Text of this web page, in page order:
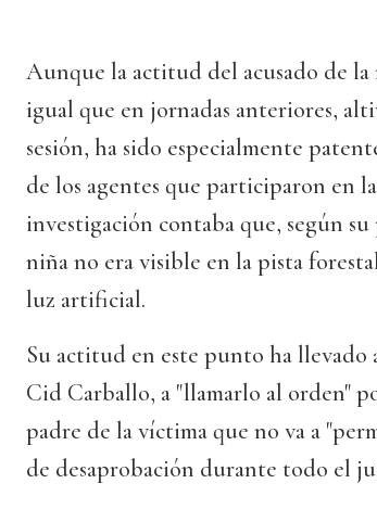
Aunque la actitud del acusado de
igual que en jornadas anteriores,
sesión, ha sido especialmente
de los agentes que participaron en
investigación contaba que, según
niña no era visible en la pista
luz artificial.
Su actitud en este punto ha
Cid Carballo, a "llamarlo al orden"
padre de la víctima que no va a
de desaprobación durante todo el